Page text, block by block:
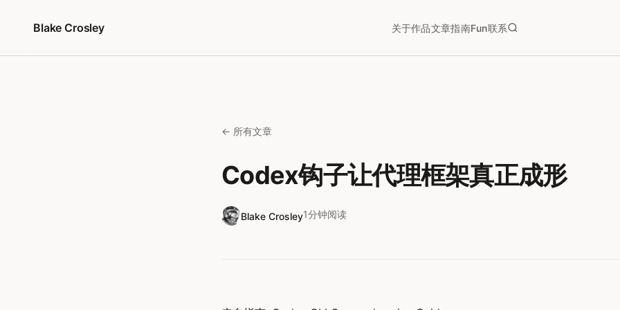
Blake Crosley
关于作品文章指南Fun联系
← 所有文章
Codex钩子让代理框架真正成形
Blake Crosley1分钟阅读